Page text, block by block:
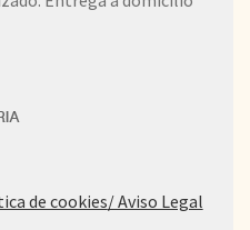
de cookies/ Aviso Legal